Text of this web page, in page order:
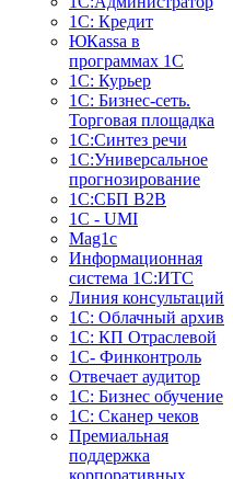
1С: Кредит
ЮКаssа в
программах 1С
1С: Курьер
1С: Бизнес-сеть.
Торговая площадка
1С:Синтез речи
1С:Универсальное
прогнозирование
1С:СБП B2B
1C - UMI
Mag1c
Информационная
система 1С:ИТС
Линия консультаций
1С: Облачный архив
1С: КП Отраслевой
1С- Финконтроль
Отвечает аудитор
1С: Бизнес обучение
1С: Сканер чеков
Премиальная
поддержка
корпоративных